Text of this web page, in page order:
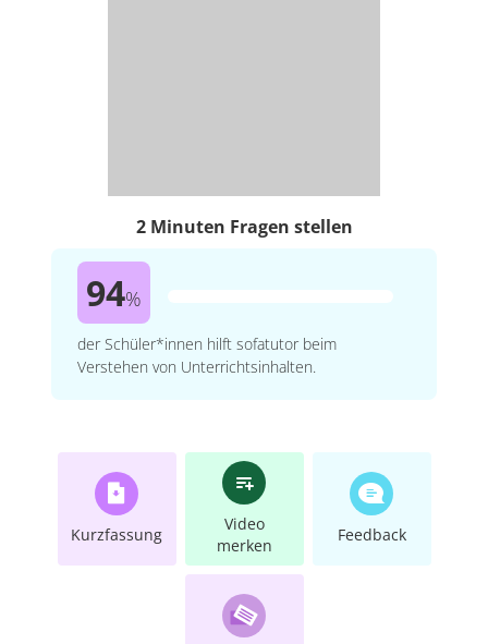
2 Minuten Fragen stellen
94%
der Schüler*innen hilft sofatutor beim
Verstehen von Unterrichtsinhalten.
Kurzfassung
Video
merken
Feedback